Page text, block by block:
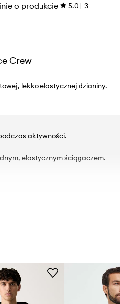
o produkcie 5.0 3
Crew
lekko elastycznej dzianiny.
aktywności.
elastycznym ściągaczem.